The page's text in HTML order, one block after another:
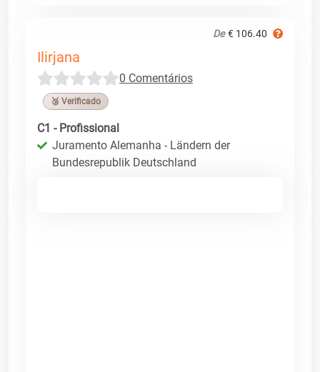
De € 106.40
Ilirjana
0 Comentários
🥉 Verificado
C1 - Profissional
Juramento Alemanha - Ländern der
Bundesrepublik Deutschland